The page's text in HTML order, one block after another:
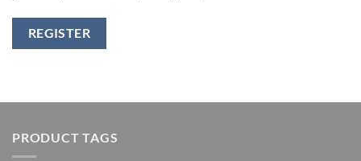
REGISTER
PRODUCT TAGS